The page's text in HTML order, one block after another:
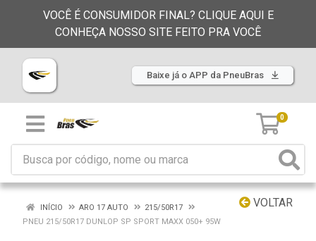
VOCÊ É CONSUMIDOR FINAL? CLIQUE AQUI E
CONHEÇA NOSSO SITE FEITO PRA VOCÊ
Baixe já o APP da PneuBras
0
VOLTAR
INÍCIO ARO 17 AUTO
215/50R17
PNEU 215/50R17 DUNLOP SP SPORT MAXX 050+ 95W